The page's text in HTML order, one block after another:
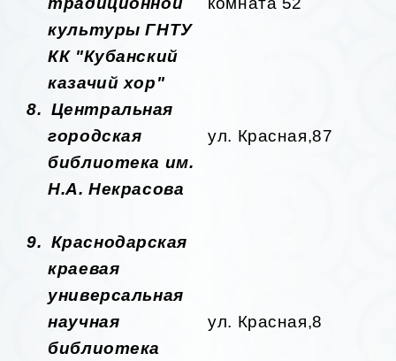
культуры ГНТУ
КК "Кубанский
казачий хор"
8. Центральная
городская
библиотека им.
Н.А. Некрасова
ул. Красная,87
9. Краснодарская
краевая
универсальная
научная
библиотека
ул. Красная,8